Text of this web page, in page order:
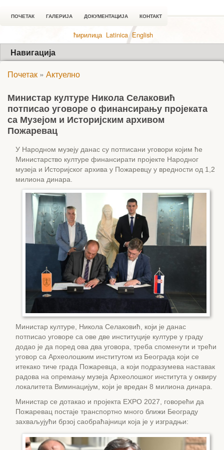
ПОЧЕТАК ГАЛЕРИЈА ДОКУМЕНТАЦИЈА КОНТАКТ
ћирилица Latinica English
Навигација
Почетак » Актуелно
Министар културе Никола Селаковић
потписао уговоре о финансирању пројеката
са Музејом и Историјским архивом
Пожаревац
У Народном музеју данас су потписани уговори којим ће
Министарство културе финансирати пројекте Народног
музеја и Историјског архива у Пожаревцу у вредности од 1,2
милиона динара.
Министар културе, Никола Селаковић, који је данас
потписао уговоре са ове две институције културе у граду
додао је да поред ова два уговора, треба споменути и трећи
уговор са Археолошким институтом из Београда који се
итекако тиче града Пожаревца, а који подразумева наставак
радова на опремању музеја Археолошког института у оквиру
локалитета Виминацијум, који је вредан 8 милиона динара.
Министар се дотакао и пројекта EXPO 2027, говорећи да
Пожаревац постаје транспортно много ближи Београду
захваљујући брзој саобраћајници која је у изградњи: